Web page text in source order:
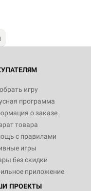
игру
программа
о заказе
товара
с правилами
игры
без скидки
приложение
ПРОЕКТЫ